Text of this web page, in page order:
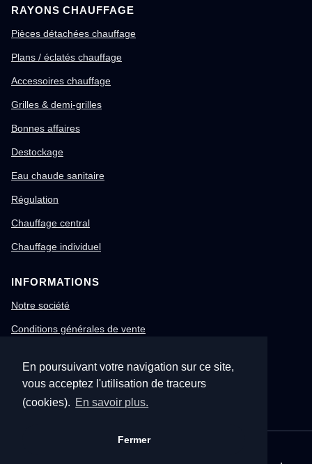
En poursuivant votre navigation sur ce site,
vous acceptez l'utilisation de traceurs
(cookies). En savoir plus.
Fermer
RAYONS CHAUFFAGE
Pièces détachées chauffage
Plans / éclatés chauffage
Accessoires chauffage
Grilles & demi-grilles
Bonnes affaires
Destockage
Eau chaude sanitaire
Régulation
Chauffage central
Chauffage individuel
INFORMATIONS
Notre société
Conditions générales de vente
Gestion des cookies
Confidentialité & RGPD